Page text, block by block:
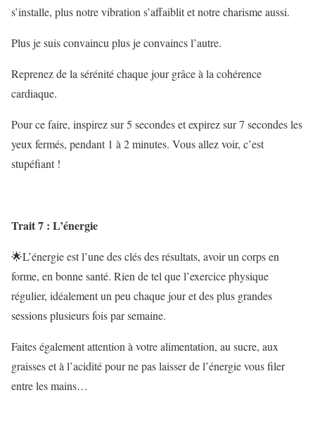
s’installe, plus notre vibration s’affaiblit et notre charisme aussi.
Plus je suis convaincu plus je convaincs l’autre.
Reprenez de la sérénité chaque jour grâce à la cohérence
cardiaque.
Pour ce faire, inspirez sur 5 secondes et expirez sur 7 secondes les
yeux fermés, pendant 1 à 2 minutes. Vous allez voir, c’est
stupéfiant !
Trait 7 : L’énergie
🌟L’énergie est l’une des clés des résultats, avoir un corps en
forme, en bonne santé. Rien de tel que l’exercice physique
régulier, idéalement un peu chaque jour et des plus grandes
sessions plusieurs fois par semaine.
Faites également attention à votre alimentation, au sucre, aux
graisses et à l’acidité pour ne pas laisser de l’énergie vous filer
entre les mains…